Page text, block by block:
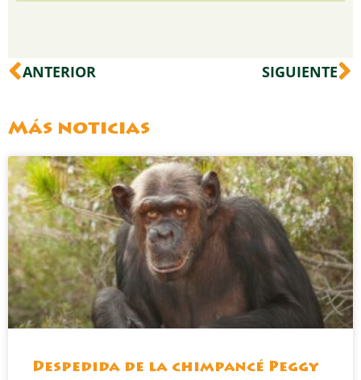
Ant
ANTERIOR SIGUIENTE
Más noticias
Despedida de la chimpancé Peggy